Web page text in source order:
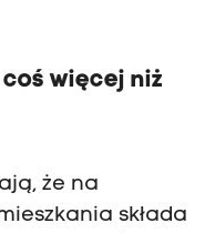
więcej niż
że na
składa